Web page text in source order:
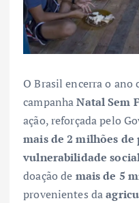
O Brasil encerra o ano
campanhaNatal Sem
ação, reforçada pelo
mais de 2 milhões de
vulnerabilidade
doação de mais de 5
provenientes da